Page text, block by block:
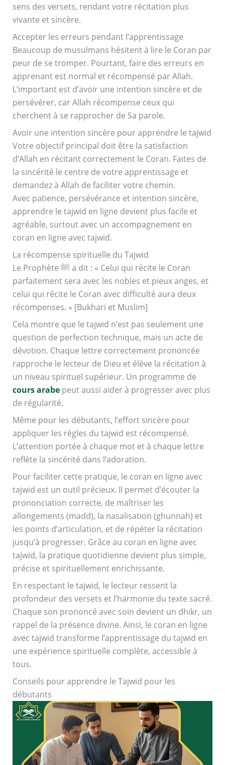
sens des versets, rendant votre récitation plus
vivante et sincère.
Accepter les erreurs pendant l’apprentissage
Beaucoup de musulmans hésitent à lire le Coran par
peur de se tromper. Pourtant, faire des erreurs en
apprenant est normal et récompensé par Allah.
L’important est d’avoir une intention sincère et de
persévérer, car Allah récompense ceux qui
cherchent à se rapprocher de Sa parole.
Avoir une intention sincère pour apprendre le tajwid
Votre objectif principal doit être la satisfaction
d’Allah en récitant correctement le Coran. Faites de
la sincérité le centre de votre apprentissage et
demandez à Allah de faciliter votre chemin.
Avec patience, persévérance et intention sincère,
apprendre le tajwid en ligne devient plus facile et
agréable, surtout avec un accompagnement en
coran en ligne avec tajwid.
La récompense spirituelle du Tajwid
Le Prophète ﷺ a dit : « Celui qui récite le Coran
parfaitement sera avec les nobles et pieux anges, et
celui qui récite le Coran avec difficulté aura deux
récompenses. » [Bukhari et Muslim]
Cela montre que le tajwid n’est pas seulement une
question de perfection technique, mais un acte de
dévotion. Chaque lettre correctement prononcée
rapproche le lecteur de Dieu et élève la récitation à
un niveau spirituel supérieur. Un programme de
cours arabepeut aussi aider à progresser avec plus
de régularité.
Même pour les débutants, l’effort sincère pour
appliquer les règles du tajwid est récompensé.
L’attention portée à chaque mot et à chaque lettre
reflète la sincérité dans l’adoration.
Pour faciliter cette pratique, le coran en ligne avec
tajwid est un outil précieux. Il permet d’écouter la
prononciation correcte, de maîtriser les
allongements (madd), la nasalisation (ghunnah) et
les points d’articulation, et de répéter la récitation
jusqu’à progresser. Grâce au coran en ligne avec
tajwid, la pratique quotidienne devient plus simple,
précise et spirituellement enrichissante.
En respectant le tajwid, le lecteur ressent la
profondeur des versets et l’harmonie du texte sacré.
Chaque son prononcé avec soin devient un dhikr, un
rappel de la présence divine. Ainsi, le coran en ligne
avec tajwid transforme l’apprentissage du tajwid en
une expérience spirituelle complète, accessible à
tous.
Conseils pour apprendre le Tajwid pour les
débutants